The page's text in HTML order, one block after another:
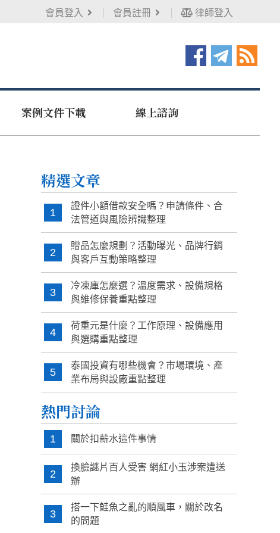
會員登入 會員註冊 律師登入
案例文件下載 線上諮詢
精選文章
1
證件小額借款安全嗎？申請條件、合
法管道與風險辨識整理
2
贈品怎麼規劃？活動曝光、品牌行銷
與客戶互動策略整理
3
冷凍庫怎麼選？溫度需求、設備規格
與維修保養重點整理
4
荷重元是什麼？工作原理、設備應用
與選購重點整理
5
泰國投資有哪些機會？市場環境、產
業布局與設廠重點整理
熱門討論
1 關於扣薪水這件事情
2
換臉謎片百人受害 網紅小玉涉案遭送
辦
3
搭一下鮭魚之亂的順風車，關於改名
的問題